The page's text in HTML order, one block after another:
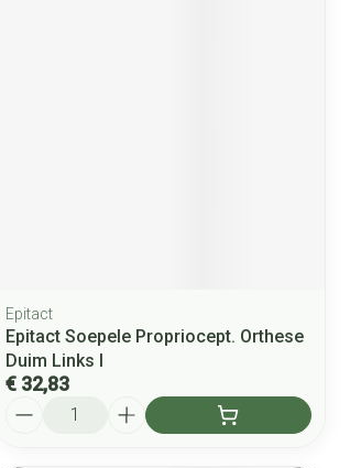
Epitact
Epitact Soepele Propriocept. Orthese
Duim Links l
€ 32,83